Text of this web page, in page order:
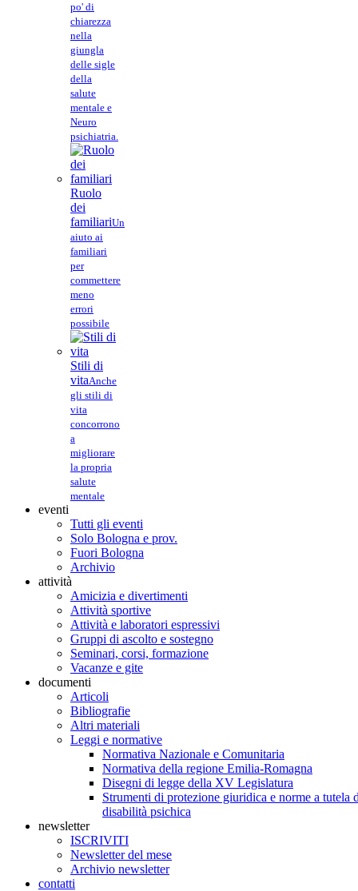
po' di
chiarezza
nella
giungla
delle sigle
della
salute
mentale e
Neuro
psichiatria.
Ruolo
dei
familiariUn
aiuto ai
familiari
per
commettere
meno
errori
possibile
Stili di
vitaAnche
gli stili di
vita
concorrono
a
migliorare
la propria
salute
mentale
eventi
Tutti gli eventi
Solo Bologna e prov.
Fuori Bologna
Archivio
attività
Amicizia e divertimenti
Attività sportive
Attività e laboratori espressivi
Gruppi di ascolto e sostegno
Seminari, corsi, formazione
Vacanze e gite
documenti
Articoli
Bibliografie
Altri materiali
Leggi e normative
Normativa Nazionale e Comunitaria
Normativa della regione Emilia-Romagna
Disegni di legge della XV Legislatura
Strumenti di protezione giuridica e norme a tutela
disabilità psichica
newsletter
ISCRIVITI
Newsletter del mese
Archivio newsletter
contatti